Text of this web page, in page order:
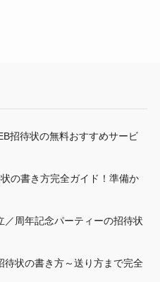
招待状の無料おすすめサービ
の書き方完全ガイド！準備か
／周年記念パーティーの招待状
待状の書き方～送り方まで完全